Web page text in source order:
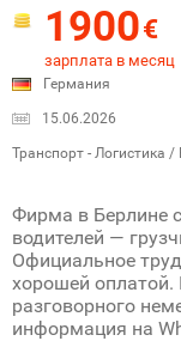
1900€
зарплата в месяц
Германия
15.06.2026
Транспорт - Логистика /
Фирма в Берлине
водителей —
Официальное
хорошей
разговорного
информация на